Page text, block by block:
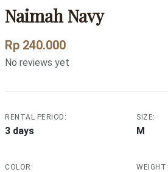
Naimah Navy
Rp 240.000
No reviews yet
RENTAL PERIOD:
3 days
SIZE:
M
COLOR: WEIGHT: